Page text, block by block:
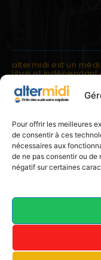
Pour offrir les meilleures
de consentir à ces
nécessaires aux
de ne pas consentir ou
négatif sur certaines
altermidi est un
libre et indépendant
altermidi est ouvert
l'europe.
altermidi aborde
partir des constats
local.
altermidi c'est
© 2025 altermidi.org -